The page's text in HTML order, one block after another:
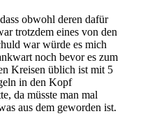
obwohl deren dafür
trotzdem eines von den
war würde es mich
noch bevor es zum
Kreisen üblich ist mit 5
in den Kopf
da müsste man mal
aus dem geworden ist.